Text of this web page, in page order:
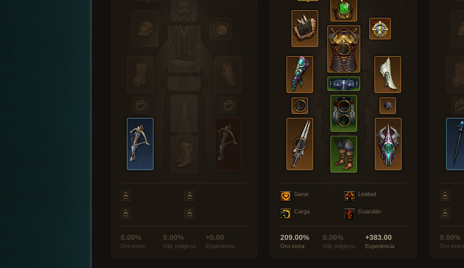
0.00%
Oro extra
0.00%
Obj. mágicos
+0.00
Experiencia
Sanar Lealtad
Carga Guardián
209.00%
Oro extra
0.00%
Obj. mágicos
+383.00
Experiencia
0.00%
Oro extra